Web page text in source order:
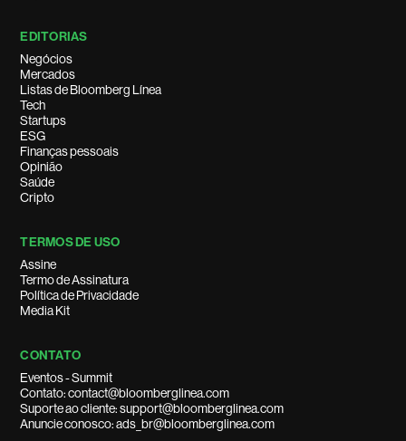
EDITORIAS
Negócios
Mercados
Listas de Bloomberg Línea
Tech
Startups
ESG
Finanças pessoais
Opinião
Saúde
Cripto
TERMOS DE USO
Assine
Termo de Assinatura
Política de Privacidade
Media Kit
CONTATO
Eventos - Summit
Contato: contact@bloomberglinea.com
Suporte ao cliente: support@bloomberglinea.com
Anuncie conosco: ads_br@bloomberglinea.com